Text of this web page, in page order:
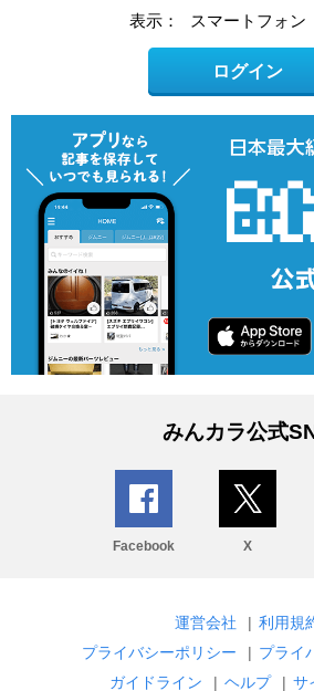
表示： スマートフォン
ログイン
みんカラ公式
Facebook X
運営会社 | 利用規
プライバシーポリシー
| プライ
ガイドライン
| ヘルプ | サ